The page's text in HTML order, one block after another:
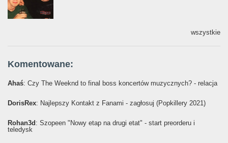
wszystkie
Komentowane:
Ahaś: Czy The Weeknd to final boss koncertów muzycznych? - relacja
DorisRex: Najlepszy Kontakt z Fanami - zagłosuj (Popkillery 2021)
Rohan3d : Szopeen "Nowy etap na drugi etat" - start preorderu i
teledysk